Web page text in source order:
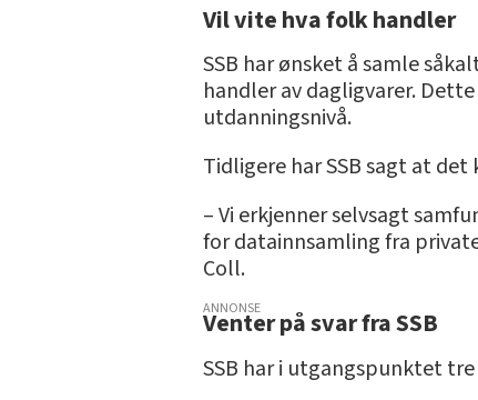
Vil vite hva folk handler
SSB har ønsket å samle
handler av dagligvarer.
utdanningsnivå.
Tidligere har SSB sagt at
– Vi erkjenner selvsagt
for datainnsamling fra
Coll.
ANNONSE
Venter på svar fra SSB
SSB har i utgangspunktet